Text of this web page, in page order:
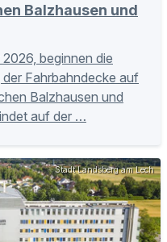
Balzhausen und
beginnen die
Fahrbahndecke auf
Balzhausen und
auf der …
Stadt Landsberg am Lech